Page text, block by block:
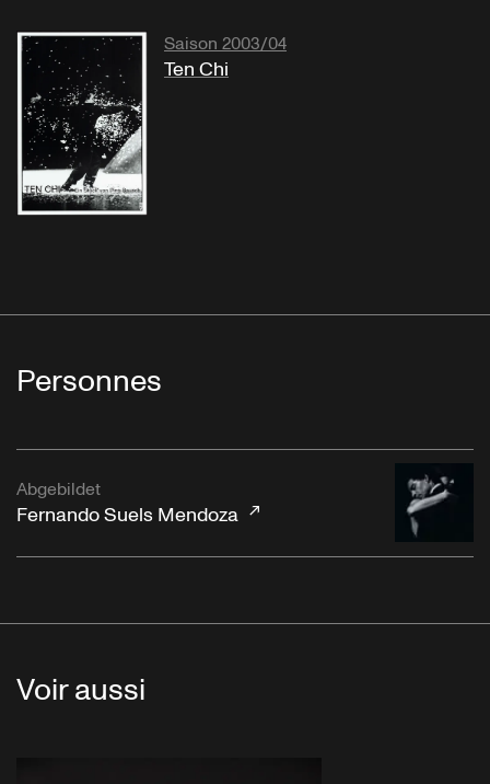
Saison 2003/04
Ten Chi
Personnes
Abgebildet
Fernando Suels Mendoza
Voir aussi